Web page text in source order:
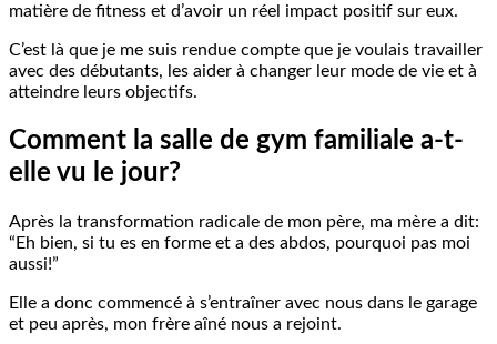
matière de fitness et d’avoir un réel impact positif sur eux.
C’est là que je me suis rendue compte que je voulais travailler
avec des débutants, les aider à changer leur mode de vie et à
atteindre leurs objectifs.
Comment la salle de gym familiale a-t-
elle vu le jour?
Après la transformation radicale de mon père, ma mère a dit:
“Eh bien, si tu es en forme et a des abdos, pourquoi pas moi
aussi!”
Elle a donc commencé à s’entraîner avec nous dans le garage
et peu après, mon frère aîné nous a rejoint.